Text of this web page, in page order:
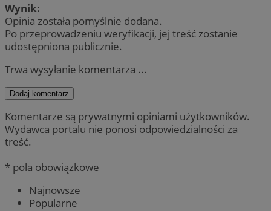
Wynik:
Opinia została pomyślnie dodana.
Po przeprowadzeniu weryfikacji, jej treść zostanie
udostępniona publicznie.
Trwa wysyłanie komentarza ...
Dodaj komentarz
Komentarze są prywatnymi opiniami użytkowników.
Wydawca portalu nie ponosi odpowiedzialności za
treść.
* pola obowiązkowe
Najnowsze
Popularne